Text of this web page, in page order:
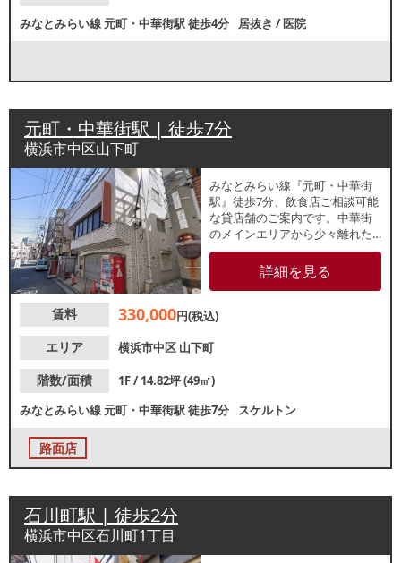
みなとみらい線元町・中華街駅徒歩4分 居抜き /医院
元町・中華街駅 | 徒歩7分
横浜市中区山下町
みなとみらい線『元町・中華街
駅』徒歩7分、飲食店ご相談可能
な貸店舗のご案内です。中華街
のメインエリアから少々離れた
「市場通り」に面する1階路面テ
ナントで、観光客のほか中華街
関係者や近隣住民を中心とした
ほか、クリニックや事務所など
詳細を見る
賃料 330,000円(税込)
エリア
横浜市中区 山下町
階数/面積
1F / 14.82坪 (49㎡)
みなとみらい線元町・中華街駅徒歩7分 スケルトン
路面店
石川町駅 | 徒歩2分
横浜市中区石川町1丁目